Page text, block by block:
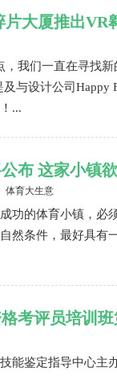
大厦推出VR
，我们一直在寻找
及与设计公司
...
布 这家小镇
育大生意
功的体育小镇，必
然条件，最好具有
考评员培训
能鉴定指导中心主